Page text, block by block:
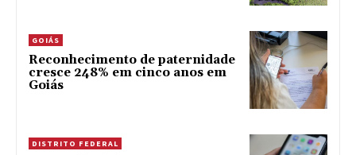
GOIÁS
Reconhecimento de paternidade
cresce 248% em cinco anos em
Goiás
DISTRITO FEDERAL